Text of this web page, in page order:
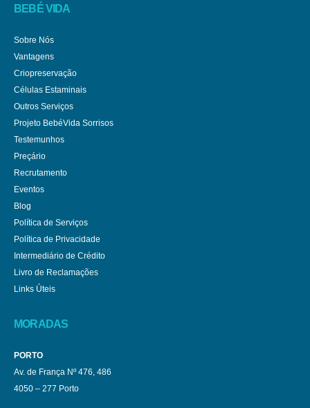
BEBÉ VIDA
Sobre Nós
Vantagens
Criopreservação
Células Estaminais
Outros Serviços
Projeto BebéVida Sorrisos
Testemunhos
Preçário
Recrutamento
Eventos
Blog
Política de Serviços
Política de Privacidade
Intermediário de Crédito
Livro de Reclamações
Links Úteis
MORADAS
PORTO
Av. de França Nº 476, 486
4050 – 277 Porto